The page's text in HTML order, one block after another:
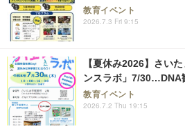
教育イベント
2026.7.3 Fri 9:15
【夏休み2026】さい
ンスラボ」7/30…DNA
教育イベント
2026.7.2 Thu 19:15